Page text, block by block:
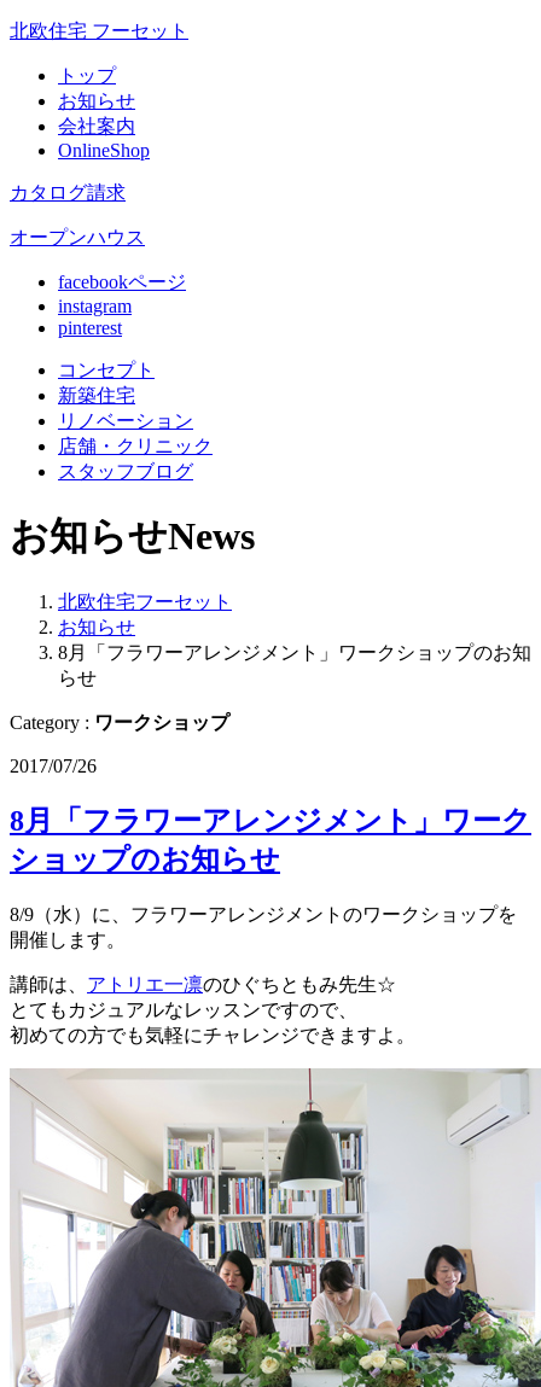
北欧住宅 フーセット
トップ
お知らせ
会社案内
OnlineShop
カタログ請求
オープンハウス
facebookページ
instagram
pinterest
コンセプト
新築住宅
リノベーション
店舗 ・クリニック
スタッフブログ
お知らせNews
北欧住宅フーセット
お知らせ
8月「フラワーアレンジメント」ワークショップのお知
らせ
Category : ワークショップ
2017/07/26
8月「フラワーアレンジメント」ワーク
ショップのお知らせ
8/9（水）に、フラワーアレンジメントのワークショップを
開催します。
講師は、 アトリエ一凛のひぐちともみ先生☆
とてもカジュアルなレッスンですので、
初めての方でも気軽にチャレンジできますよ。